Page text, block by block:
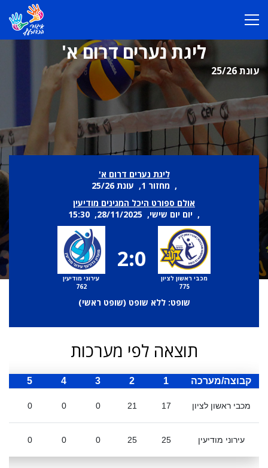
ליגת נערים דרום א'
עונת 25/26
ליגת נערים דרום א'
, מחזור 1, עונת 25/26
אולם ספורט היכל המגינים מודיעין
, יום יום שישי, 28/11/2025, 15:30
מכבי ראשון לציון
775
2:0
עירוני מודיעין
762
שופט: ללא שופט (שופט ראשי)
תוצאה לפי מערכות
קבוצה/מערכה 1
2
3
4
5
מכבי ראשון לציון 17
21
0
0
0
עירוני מודיעין 25
25
0
0
0